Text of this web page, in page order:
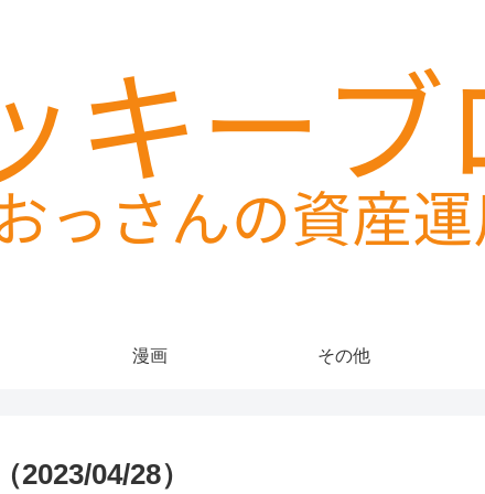
漫画 その他
04/28）